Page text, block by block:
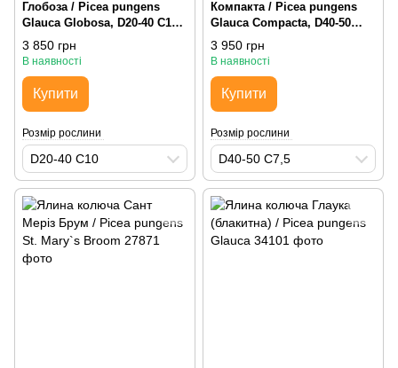
Глобоза / Picea pungens
Glauca Globosa, D20-40 С10,
округла
3 850 грн
В наявності
Купити
Розмір рослини
D20-40 С10
Компакта / Picea pungens
Glauca Compacta, D40-50
С7,5, округла
3 950 грн
В наявності
Купити
Розмір рослини
D40-50 С7,5